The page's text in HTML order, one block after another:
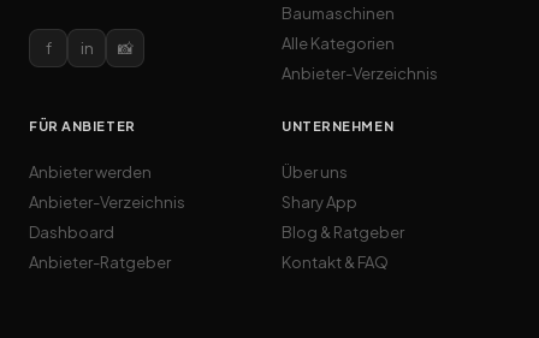
f in 📸
Baumaschinen
Alle Kategorien
Anbieter-Verzeichnis
FÜR ANBIETER
Anbieter werden
Anbieter-Verzeichnis
Dashboard
Anbieter-Ratgeber
UNTERNEHMEN
Über uns
Shary App
Blog & Ratgeber
Kontakt & FAQ